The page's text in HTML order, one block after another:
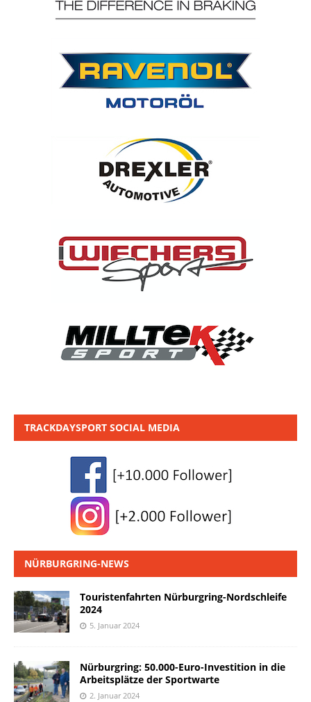
TRACKDAYSPORT SOCIAL MEDIA
NÜRBURGRING-NEWS
Touristenfahrten Nürburgring-Nordschleife
2024
5. Januar 2024
Nürburgring: 50.000-Euro-Investition in die
Arbeitsplätze der Sportwarte
2. Januar 2024